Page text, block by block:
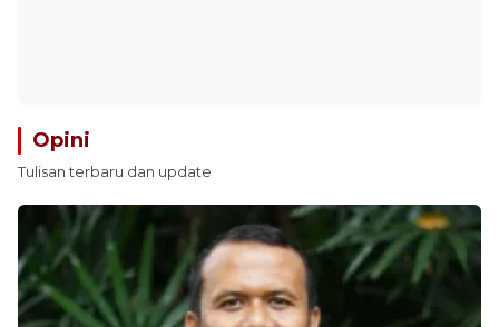
Opini
Tulisan terbaru dan update